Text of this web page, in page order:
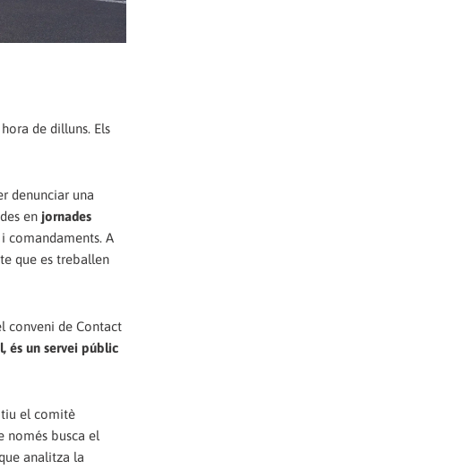
de dilluns. Els
denunciar una
en jornades
comandaments. A
que es treballen
conveni de Contact
és un servei públic
el comitè
només busca el
analitza la